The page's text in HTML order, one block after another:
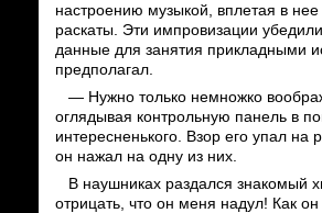
настроению музыкой, вплетая в
раскаты. Эти импровизации
данные для занятия прикладными
предполагал.
— Нужно только немножко
оглядывая контрольную панель в
интересненького. Взор его упал на
он нажал на одну из них.
В наушниках раздался знакомый
отрицать, что он меня надул! Как